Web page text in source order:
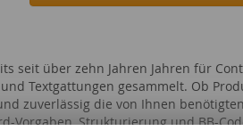
seit über zehn Jahren Jahren für
Textgattungen gesammelt. Ob
zuverlässig die von Ihnen
Vorgaben, Strukturierung und BB-